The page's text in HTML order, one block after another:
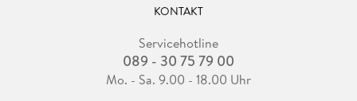
KONTAKT
Servicehotline
089 - 30 75 79 00
Mo. - Sa. 9.00 - 18.00 Uhr